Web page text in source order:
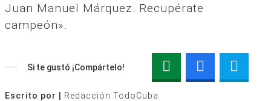
Juan Manuel Márquez. Recupérate
campeón».
Si te gustó ¡Compártelo!
Escrito por |
Redacción TodoCuba